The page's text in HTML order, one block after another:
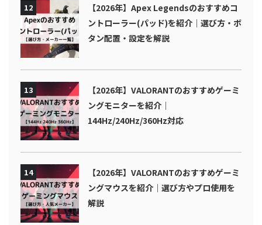
12
【2026年】Apex Legendsのおすすめコ
ントローラー(パッド)を紹介｜選び方・ボ
タン配置・設定を解説
13
【2026年】VALORANTのおすすめゲーミ
ングモニターを紹介｜
144Hz/240Hz/360Hz対応
14
【2026年】VALORANTのおすすめゲーミ
ングマウスを紹介｜選び方やプロ使用を
解説